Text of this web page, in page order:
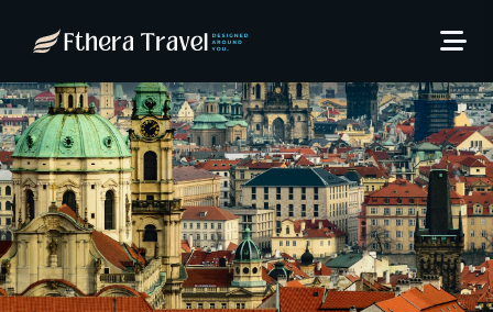
Σεπτέμβριο!
11 Ιουλίου, 2025 Thodoris Kaltsas